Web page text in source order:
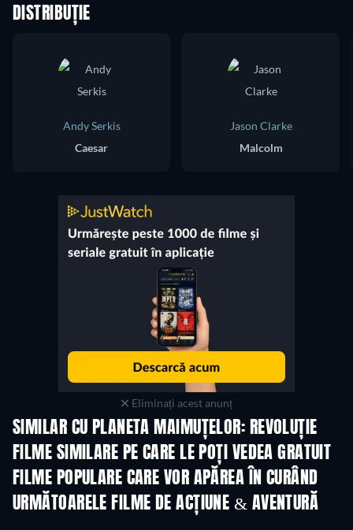
DISTRIBUȚIE
Andy Serkis
Caesar
Jason Clarke
Malcolm
Eliminați acest anunț
SIMILAR CU PLANETA MAIMUȚELOR: REVOLUȚIE
FILME SIMILARE PE CARE LE POȚI VEDEA GRATUIT
FILME POPULARE CARE VOR APĂREA ÎN CURÂND
URMĂTOARELE FILME DE ACȚIUNE & AVENTURĂ